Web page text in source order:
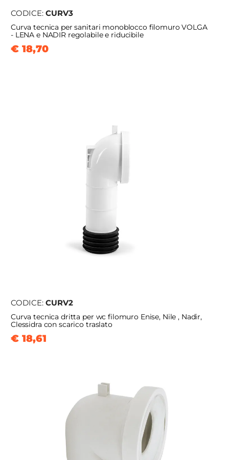
CODICE: CURV3
Curva tecnica per sanitari monoblocco filomuro VOLGA
- LENA e NADIR regolabile e riducibile
€ 18,70
CODICE: CURV2
Curva tecnica dritta per wc filomuro Enise, Nile , Nadir,
Clessidra con scarico traslato
€ 18,61